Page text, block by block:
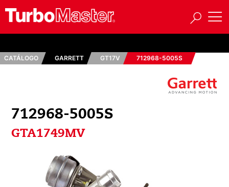
CATÁLOGO GARRETT GT17V 712968-5005S
712968-5005S
GTA1749MV